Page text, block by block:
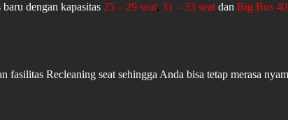
dengan kapasitas 25 – 29 seat, 31 – 33 seat dan Big Bus
fasilitas Recleaning seat sehingga Anda bisa tetap merasa